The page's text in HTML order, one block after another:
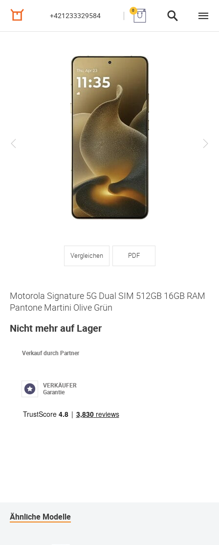
+421233329584
0
Vergleichen PDF
Motorola Signature 5G Dual SIM 512GB 16GB RAM
Pantone Martini Olive Grün
Nicht mehr auf Lager
Verkauf durch Partner
VERKÄUFER
Garantie
Ähnliche Modelle